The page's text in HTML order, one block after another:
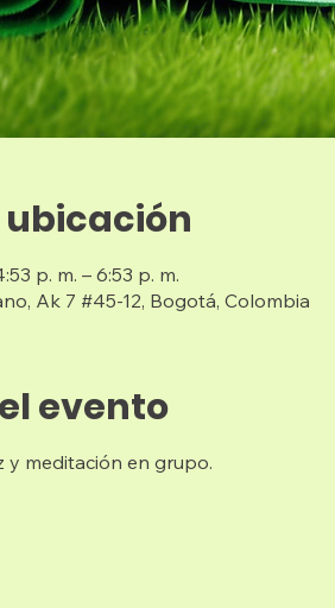
ubicación
p. m. – 6:53 p. m.
Ak 7 #45-12, Bogotá, Colombia
evento
y meditación en grupo.